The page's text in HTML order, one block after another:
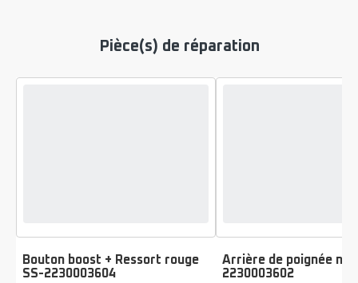
Pièce(s) de réparation
Bouton boost + Ressort rouge
SS-2230003604
Arrière de poignée
2230003602